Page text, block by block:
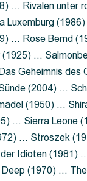
… Rivalen unter
Luxemburg
… Rose Bernd
(1925) …
Geheimnis des
(2004) …
(1950) …
… Sierra Leone
… Stroszek
Idioten (1981)
(1970) …